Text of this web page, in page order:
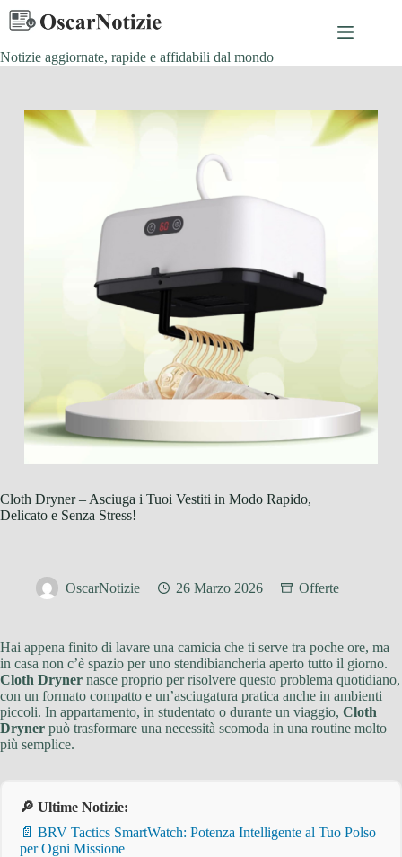
Salta
Notizie aggiornate, rapide e affidabili dal mondo
Cloth Dryner – Asciuga i Tuoi Vestiti in Modo Rapido,
Delicato e Senza Stress!
OscarNotizie 26 Marzo 2026 Offerte
Hai appena finito di lavare una camicia che ti serve tra poche ore, ma
in casa non c’è spazio per uno stendibiancheria aperto tutto il giorno.
Cloth Dryner nasce proprio per risolvere questo problema quotidiano,
con un formato compatto e un’asciugatura pratica anche in ambienti
piccoli. In appartamento, in studentato o durante un viaggio, Cloth
Dryner può trasformare una necessità scomoda in una routine molto
più semplice.
🔎 Ultime Notizie:
📄 BRV Tactics SmartWatch: Potenza Intelligente al Tuo Polso
per Ogni Missione